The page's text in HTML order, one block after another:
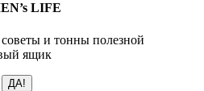
LIFE
и тонны полезной
ящик
ДА!